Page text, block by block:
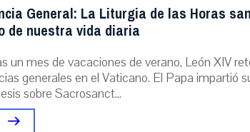
General: La Liturgia de las Horas
de nuestra vida diaria
un mes de vacaciones de verano, León XIV
generales en el Vaticano. El Papa impartió
sobre Sacrosanct...